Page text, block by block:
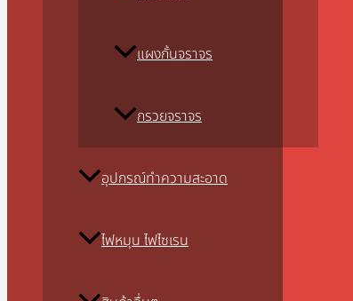
แผงกั้นจราจร
กรวยจราจร
อุปกรณ์ทำความสะอาด
ไฟหมุน ไฟไซเรน